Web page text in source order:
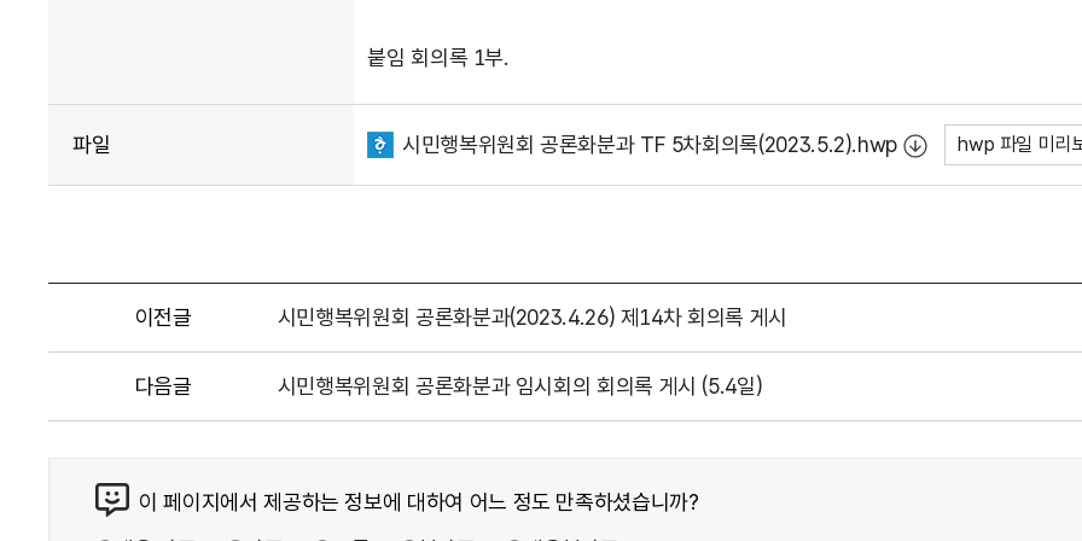
붙임 회의록 1부.
파일 시민행복위원회 공론화분과 TF 5차회의록(2023.5.2).hwp hwp 파일 미리
이전글 시민행복위원회 공론화분과(2023.4.26) 제14차 회의록 게시
다음글 시민행복위원회 공론화분과 임시회의 회의록 게시 (5.4일)
이 페이지에서 제공하는 정보에 대하여 어느 정도 만족하셨습니까?